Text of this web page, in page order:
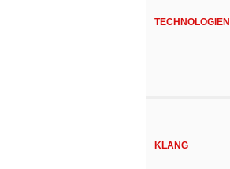
TECHNOLOGIEN
KLANG